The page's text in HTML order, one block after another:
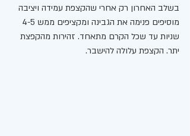
בשלב האחרון רק אחרי שהקצפת עמידה ויציבה
שניות עד שכל הקרם מתאחד. זהירות מהקפצת
יתר. הקצפת עלולה להישבר.